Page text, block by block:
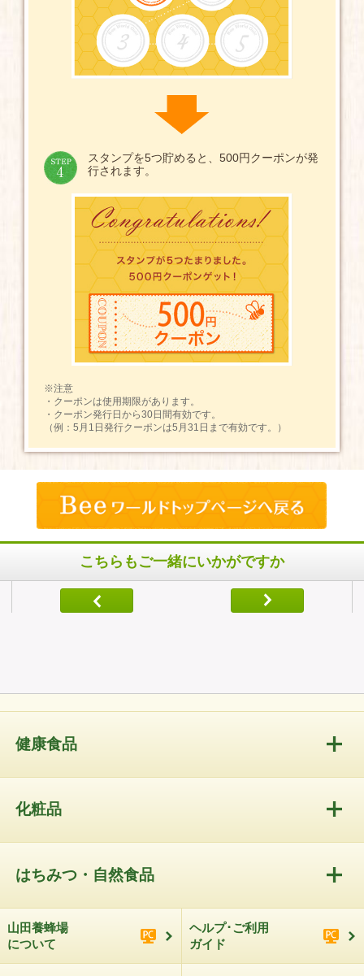
スタンプを5つ貯めると、500円クーポンが発
行されます。
※注意
・クーポンは使用期限があります。
・クーポン発行日から30日間有効です。
（例：5月1日発行クーポンは5月31日まで有効です。）
こちらもご一緒にいかがですか
健康食品
化粧品
はちみつ・自然食品
山田養蜂場
について
ヘルプ･ご利用
ガイド